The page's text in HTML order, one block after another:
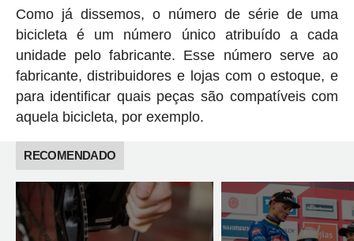
Como já dissemos, o número de série de uma
bicicleta é um número único atribuído a cada
unidade pelo fabricante. Esse número serve ao
fabricante, distribuidores e lojas com o estoque, e
para identificar quais peças são compatíveis com
aquela bicicleta, por exemplo.
RECOMENDADO